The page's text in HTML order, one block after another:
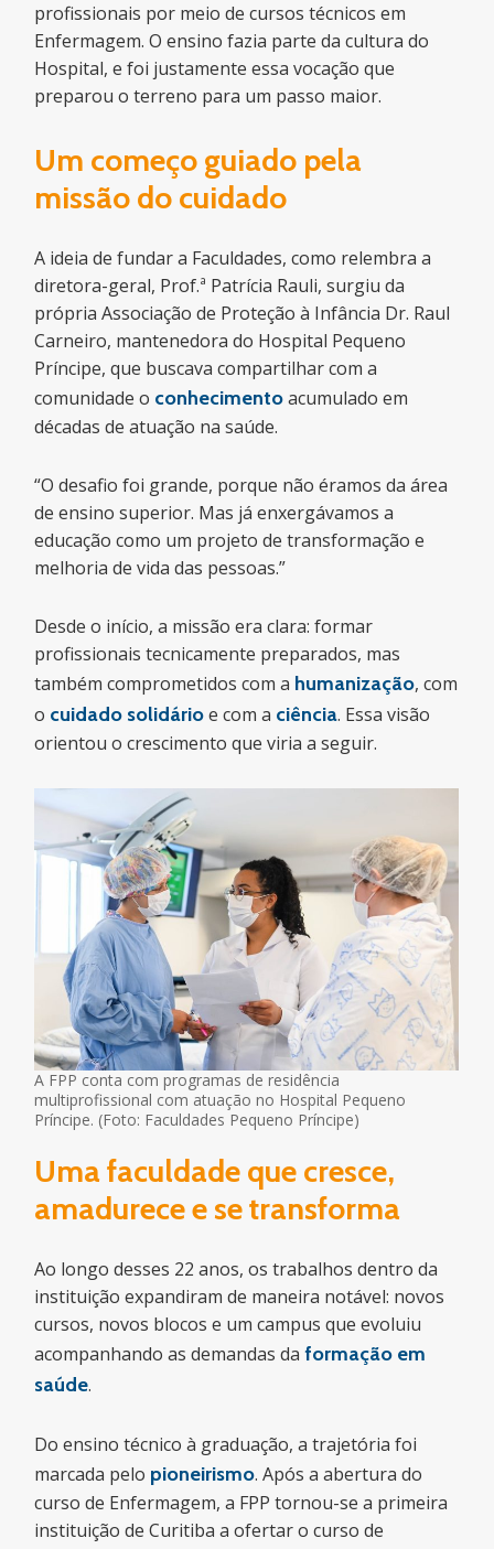
profissionais por meio de cursos técnicos em
Enfermagem. O ensino fazia parte da cultura do
Hospital, e foi justamente essa vocação que
preparou o terreno para um passo maior.
Um começo guiado pela
missão do cuidado
A ideia de fundar a Faculdades, como relembra a
diretora-geral, Prof.ª Patrícia Rauli, surgiu da
própria Associação de Proteção à Infância Dr. Raul
Carneiro, mantenedora do Hospital Pequeno
Príncipe, que buscava compartilhar com a
comunidade o conhecimentoacumulado em
décadas de atuação na saúde.
“O desafio foi grande, porque não éramos da área
de ensino superior. Mas já enxergávamos a
educação como um projeto de transformação e
melhoria de vida das pessoas.”
Desde o início, a missão era clara: formar
profissionais tecnicamente preparados, mas
também comprometidos com a humanização, com
o cuidado solidárioe com a ciência. Essa visão
orientou o crescimento que viria a seguir.
A FPP conta com programas de residência
multiprofissional com atuação no Hospital Pequeno
Príncipe. (Foto: Faculdades Pequeno Príncipe)
Uma faculdade que cresce,
amadurece e se transforma
Ao longo desses 22 anos, os trabalhos dentro da
instituição expandiram de maneira notável: novos
cursos, novos blocos e um campus que evoluiu
acompanhando as demandas daformação em
saúde.
Do ensino técnico à graduação, a trajetória foi
marcada pelo pioneirismo. Após a abertura do
curso de Enfermagem, a FPP tornou-se a primeira
instituição de Curitiba a ofertar o curso de